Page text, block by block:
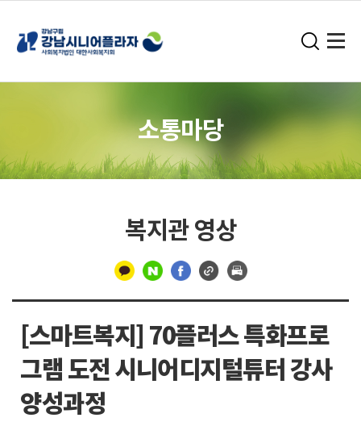
소통마당
복지관 영상
분
선
[스마트복지] 70플러스 특화프로
그램 도전 시니어디지털튜터 강사
양성과정